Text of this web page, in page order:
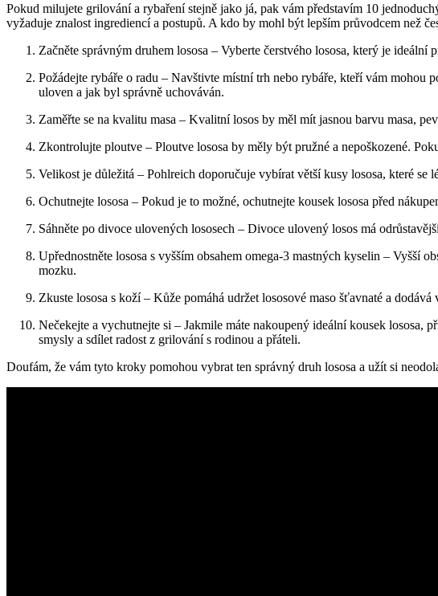
Pokud milujete grilování a rybaření stejně jako já, pak vám představím 10
vyžaduje znalost ⁢ingrediencí a postupů. A kdo by mohl být lepším průvodcem než
Začněte správným druhem lososa – ⁣Vyberte čerstvého lososa, ⁣který je
Požádejte rybáře o radu – Navštivte místní trh nebo rybáře, kteří vám
uloven a jak byl správně uchováván.
Zaměřte se na kvalitu masa – Kvalitní losos by měl mít jasnou‍ barvu masa,
Zkontrolujte ploutve – Ploutve lososa by měly být pružné ‌a nepoškozené.
Velikost je důležitá – Pohlreich ⁤doporučuje​ vybírat větší kusy lososa, které
Ochutnejte lososa – Pokud ⁢je to ⁤možné, ochutnejte kousek lososa‌ před
Sáhněte po divoce ulovených lososech – Divoce ulovený losos má
Upřednostněte lososa s vyšším⁢ obsahem omega-3 ⁣mastných kyselin – Vyšší
mozku.
Zkuste lososa s koží – Kůže pomáhá udržet lososové maso šťavnaté a
Nečekejte a vychutnejte si – ⁢Jakmile máte nakoupený ideální ⁣kousek lososa,
smysly a sdílet radost z grilování s rodinou a přáteli.
Doufám, že vám tyto kroky pomohou vybrat ten správný druh lososa a‌ užít si